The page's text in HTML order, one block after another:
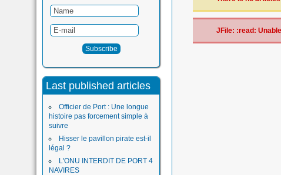
Last published articles
Officier de Port : Une longue
histoire pas forcement simple à
suivre
Hisser le pavillon pirate est-il
légal ?
L'ONU INTERDIT DE PORT 4
NAVIRES
JFile: :read: